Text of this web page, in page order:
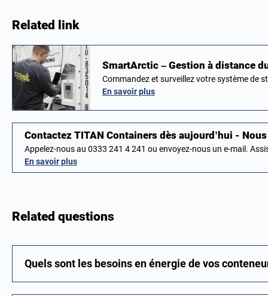
Related link
SmartArctic – Gestion à distance
Commandez et surveillez votre système de
En savoir plus
Contactez TITAN Containers dès aujourd’hui -
Appelez-nous au 0333 241 4 241 ou envoyez-nous un e-mail.
En savoir plus
Related questions
Quels sont les besoins en énergie de vos